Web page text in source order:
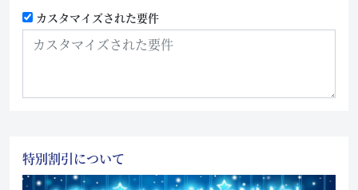
カスタマイズされた要件
特別割引について